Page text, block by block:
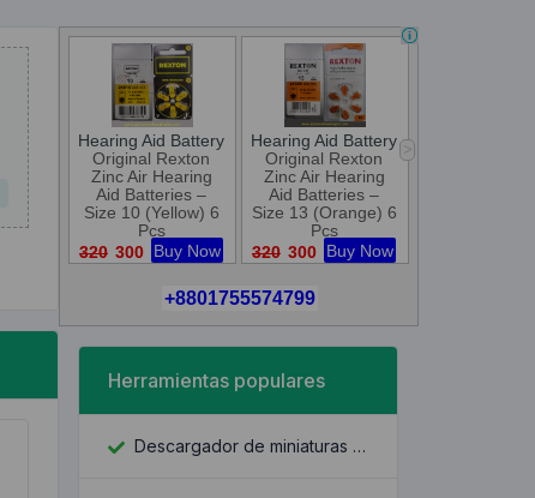
Herramientas populares
Descargador de miniaturas de YouTube